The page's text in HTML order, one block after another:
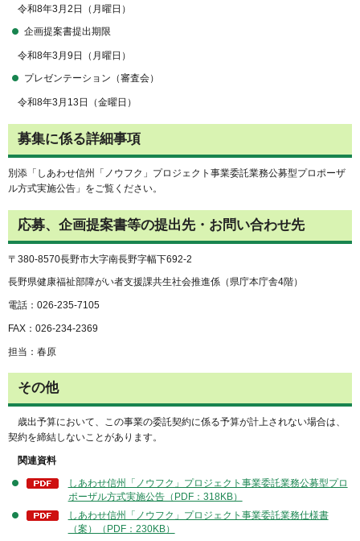
令和8年3月2日（月曜日）
企画提案書提出期限
令和8年3月9日（月曜日）
プレゼンテーション（審査会）
令和8年3月13日（金曜日）
募集に係る詳細事項
別添「しあわせ信州「ノウフク」プロジェクト事業委託業務公募型プロポーザ
ル方式実施公告」をご覧ください。
応募、企画提案書等の提出先・お問い合わせ先
〒380-8570長野市大字南長野字幅下692-2
長野県健康福祉部障がい者支援課共生社会推進係（県庁本庁舎4階）
電話：026-235-7105
FAX：026-234-2369
担当：春原
その他
歳出予算において、この事業の委託契約に係る予算が計上されない場合は、
契約を締結しないことがあります。
関連資料
しあわせ信州「ノウフク」プロジェクト事業委託業務公募型プロ
ポーザル方式実施公告（PDF：318KB）
しあわせ信州「ノウフク」プロジェクト事業委託業務仕様書
（案）（PDF：230KB）